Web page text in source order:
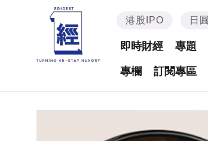
港股IPO 日圓
即時財經 專題
專欄 訂閱專區